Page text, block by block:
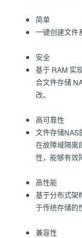
简单
一键创建文件
安全
基于 RAM 实
合文件存储
改。
高可靠性
文件存储NAS
在故障域隔离
性，能够有效
高性能
基于分布式架
于传统存储的
兼容性